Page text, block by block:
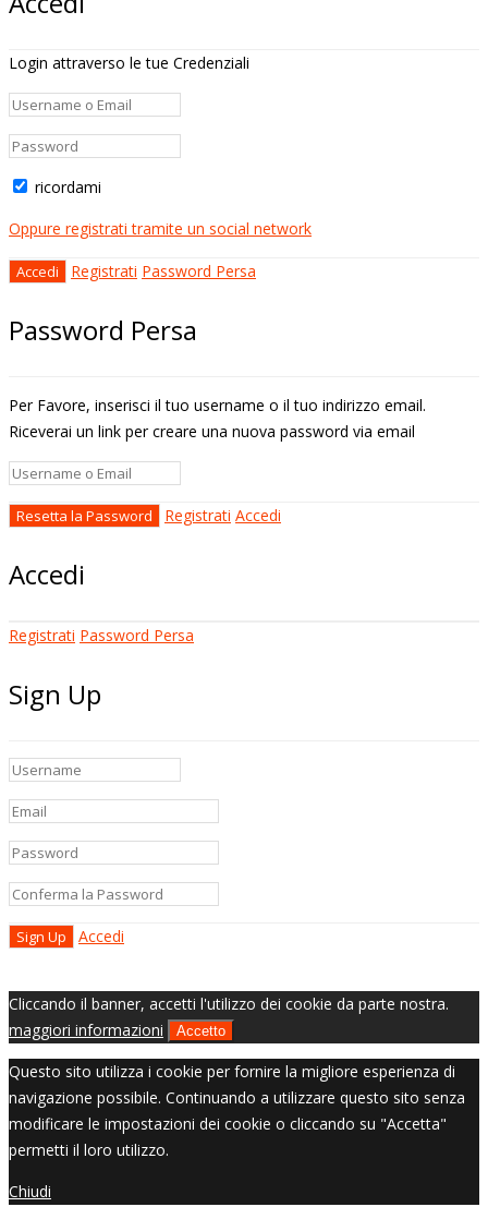
Login attraverso le tue Credenziali
ricordami
Oppure registrati tramite un social network
Registrati Password Persa
Password Persa
Per Favore, inserisci il tuo username o il tuo indirizzo email.
Riceverai un link per creare una nuova password via email
Registrati Accedi
Accedi
Registrati Password Persa
Sign Up
Accedi
Cliccando il banner, accetti l'utilizzo dei cookie da parte nostra.
maggiori informazioni
Accetto
Questo sito utilizza i cookie per fornire la migliore esperienza di
navigazione possibile. Continuando a utilizzare questo sito senza
modificare le impostazioni dei cookie o cliccando su "Accetta"
permetti il loro utilizzo.
Chiudi